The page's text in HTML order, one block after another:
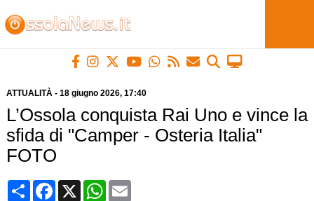
ATTUALITÀ- 18 giugno 2026, 17:40
L’Ossola conquista Rai Uno e vince la
sfida di "Camper - Osteria Italia"
FOTO
CondividiFacebook
X WhatsApp
Email